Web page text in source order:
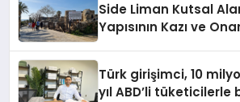
Side Liman Kutsal
Yapısının Kazı ve
Türk girişimci, 10
yıl ABD’li